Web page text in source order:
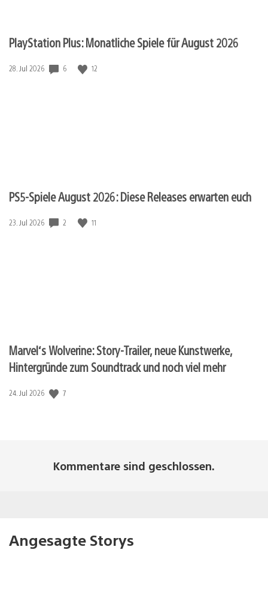
PlayStation Plus: Monatliche Spiele für August 2026
Veröffentlichungsdatum:
28. Jul 2026 6 12
PS5-Spiele August 2026: Diese Releases erwarten euch
Veröffentlichungsdatum:
23. Jul 2026 2 11
Marvel‘s Wolverine: Story-Trailer, neue Kunstwerke,
Hintergründe zum Soundtrack und noch viel mehr
Veröffentlichungsdatum:
24. Jul 2026 7
Kommentare sind geschlossen.
Angesagte Storys